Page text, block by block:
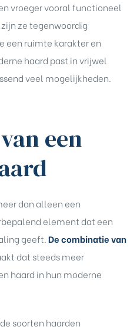
vroeger vooral functioneel
ze tegenwoordig
een ruimte karakter en
haard past in vrijwel
veel mogelijkheden.
een
dan alleen een
element dat een
geeft.De combinatie van
dat steeds meer
haard in hun moderne
soorten haarden